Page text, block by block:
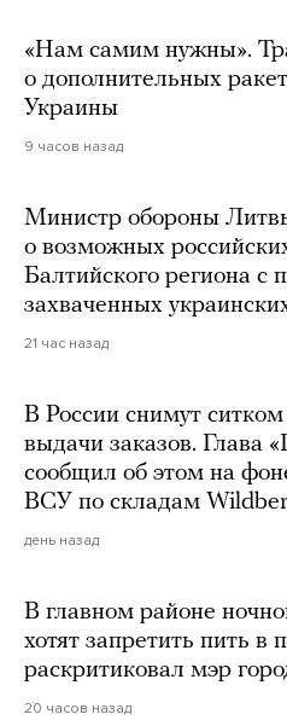
«Нам самим нужны».
о дополнительных
Украины
9 часов назад
Министр обороны
о возможных
Балтийского региона
захваченных
21 час назад
В России снимут
выдачи заказов. Глава
сообщил об этом на
ВСУ по складам
день назад
В главном районе
хотят запретить пить в
раскритиковал мэр
20 часов назад